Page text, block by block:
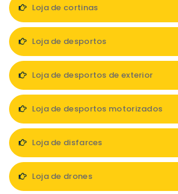
Loja de cortinas
Loja de desportos
Loja de desportos de exterior
Loja de desportos motorizados
Loja de disfarces
Loja de drones